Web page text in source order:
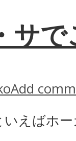
サ
Add
えばホ